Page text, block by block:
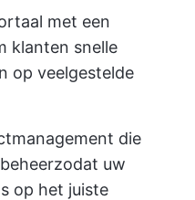
met een
klanten snelle
op veelgestelde
die
zodat uw
op het juiste